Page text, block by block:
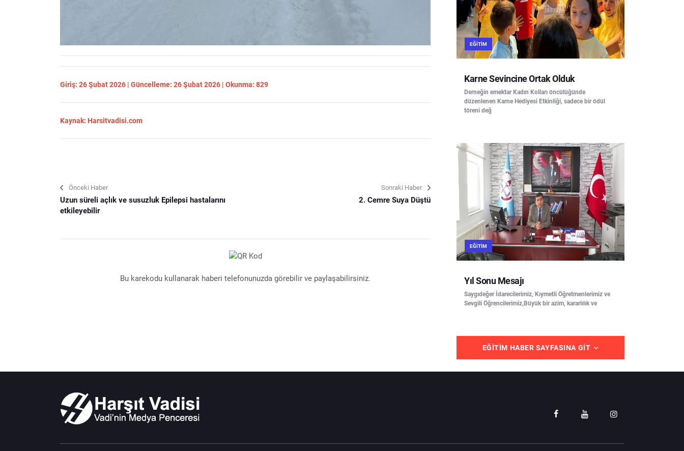
Giriş: 26 Şubat 2026 | Güncelleme: 26 Şubat 2026 | Okunma: 829
Kaynak: Harsitvadisi.com
Önceki Haber
Uzun süreli açlık ve susuzluk Epilepsi hastalarını
etkileyebilir
Sonraki Haber
2. Cemre Suya Düştü
Bu karekodu kullanarak haberi telefonunuzda görebilir ve paylaşabilirsiniz.
EĞITIM
Karne Sevincine Ortak Olduk
Derneğin emektar Kadın Kolları öncülüğünde
düzenlenen Karne Hediyesi Etkinliği, sadece bir ödül
töreni değ
EĞITIM
Yıl Sonu Mesajı
Saygıdeğer İdarecilerimiz, Kıymetli Öğretmenlerimiz ve
Sevgili Öğrencilerimiz,Büyük bir azim, kararlılık ve
EĞITIM HABER SAYFASINA GIT